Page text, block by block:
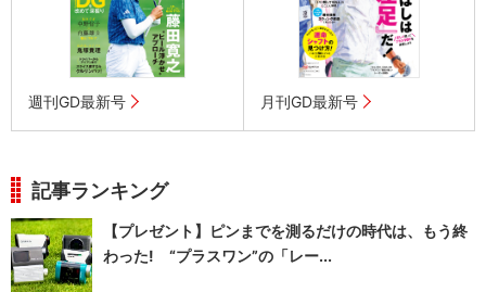
週刊GD最新号 月刊GD最新号
記事ランキング
【プレゼント】ピンまでを測るだけの時代は、もう終
わった! “プラスワン”の「レー...